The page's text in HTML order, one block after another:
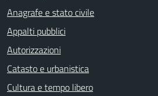
Anagrafe e stato civile
Appalti pubblici
Autorizzazioni
Catasto e urbanistica
Cultura e tempo libero